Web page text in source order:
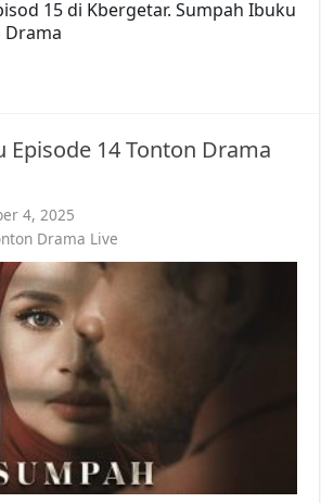
15 di Kbergetar. Sumpah Ibuku
Drama
Episode 14 Tonton Drama
4, 2025
Drama Live